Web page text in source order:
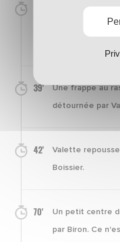
Scheidler
vicieux est
39' Une frappe au
détournée par
42' Valette
Boissier.
70' Un petit centre
par Biron. Ce